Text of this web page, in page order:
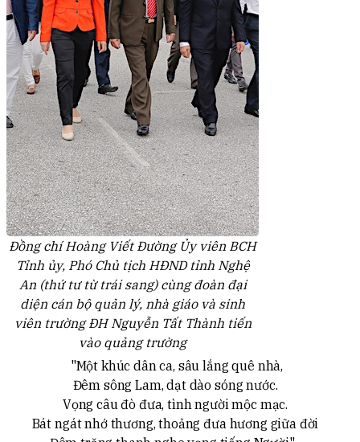
Đồng chí Hoàng Viết Đường Ủy viên BCH
Tỉnh ủy, Phó Chủ tịch HĐND tỉnh Nghệ
An (thứ tư từ trái sang) cùng đoàn đại
diện cán bộ quản lý, nhà giáo và sinh
viên trường ĐH Nguyễn Tất Thành tiến
vào quảng trường
"Một khúc dân ca, sâu lắng quê nhà,
Đêm sông Lam, dạt dào sóng nước.
Vọng câu đò đưa, tình người mộc mạc.
Bát ngát nhớ thương, thoảng đưa hương giữa đời